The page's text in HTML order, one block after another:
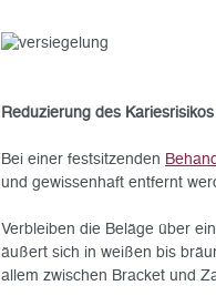
Reduzierung des
Bei einer festsitzenden
und gewissenhaft entfernt
Verbleiben die Beläge über
äußert sich in weißen bis
allem zwischen Bracket und